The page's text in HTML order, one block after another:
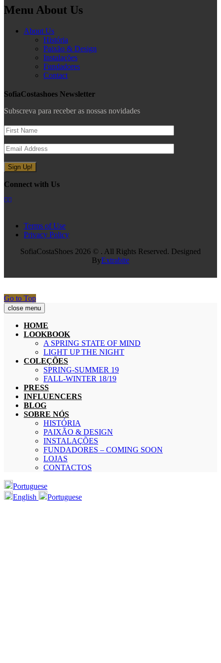
Menu About Us
About Us
História
Paixão & Design
Instalações
Fundadores
Contact
SofiaCostashoes Newsletter
Subscreva para receber as nossas novidades
Connect with Us
Terms of Use
Privacy Policy
SofiaCostaShoes 2026 © . All Rights Reserved. Designed
ByExtrabite
Go to Top
close menu
HOME
LOOKBOOK
A SPRING STATE OF MIND
LIGHT UP THE NIGHT
COLEÇÕES
SPRING-SUMMER 19
FALL-WINTER 18/19
PRESS
INFLUENCERS
BLOG
SOBRE NÓS
HISTÓRIA
PAIXÃO & DESIGN
INSTALAÇÕES
FUNDADORES – COMING SOON
LOJAS
CONTACTOS
Portuguese
English
Portuguese